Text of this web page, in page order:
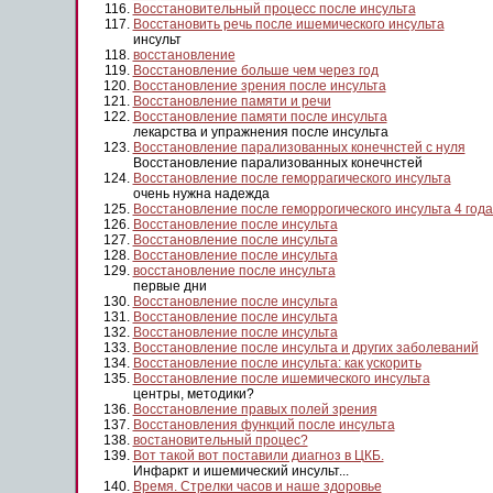
Восстановительный процесс после инсульта
Восстановить речь после ишемического инсульта
инсульт
восстановление
Восстановление больше чем через год
Восстановление зрения после инсульта
Восстановление памяти и речи
Восстановление памяти после инсульта
лекарства и упражнения после инсульта
Восстановление парализованных конечнстей с нуля
Восстановление парализованных конечнстей
Восстановление после геморрагического инсульта
очень нужна надежда
Восстановление после геморрогического инсульта 4
Восстановление после инсульта
Восстановление после инсульта
Восстановление после инсульта
восстановление после инсульта
первые дни
Восстановление после инсульта
Восстановление после инсульта
Восстановление после инсульта
Восстановление после инсульта и других заболеваний
Восстановление после инсульта: как ускорить
Восстановление после ишемического инсульта
центры, методики?
Восстановление правых полей зрения
Восстановления функций после инсульта
востановительный процес?
Вот такой вот поставили диагноз в ЦКБ.
Инфаркт и ишемический инсульт...
Время. Стрелки часов и наше здоровье